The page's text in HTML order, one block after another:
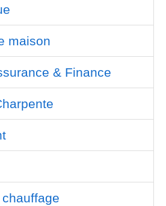
maison
& Finance